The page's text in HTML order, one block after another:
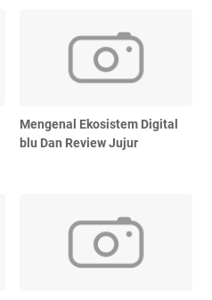
Mengenal Ekosistem Digital
blu Dan Review Jujur